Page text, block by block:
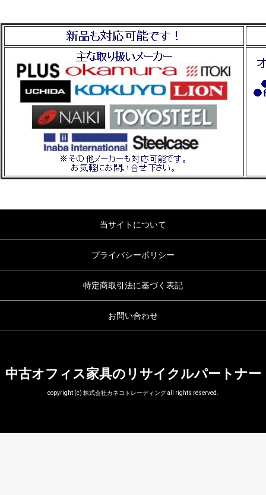
当サイトについて
プライバシーポリシー
特定商取引法に基づく表記
お問い合わせ
中古オフィス家具のリサイクルパートナー
copyright (c) 株式会社カネコトレーディング all rights reserved.